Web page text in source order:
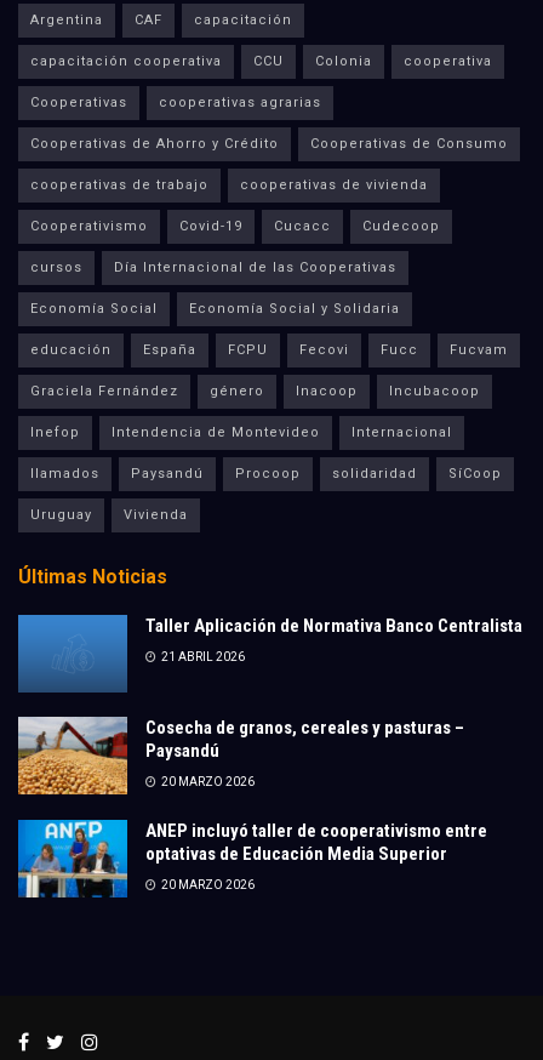
Argentina CAF capacitación
capacitación cooperativa CCU Colonia cooperativa
Cooperativas cooperativas agrarias
Cooperativas de Ahorro y Crédito Cooperativas de Consumo
cooperativas de trabajo cooperativas de vivienda
Cooperativismo Covid-19 Cucacc Cudecoop
cursos Día Internacional de las Cooperativas
Economía Social Economía Social y Solidaria
educación España FCPU Fecovi Fucc Fucvam
Graciela Fernández género Inacoop Incubacoop
Inefop Intendencia de Montevideo Internacional
llamados Paysandú Procoop solidaridad SíCoop
Uruguay Vivienda
Últimas Noticias
Taller Aplicación de Normativa Banco Centralista
21 ABRIL 2026
Cosecha de granos, cereales y pasturas –
Paysandú
20 MARZO 2026
ANEP incluyó taller de cooperativismo entre
optativas de Educación Media Superior
20 MARZO 2026